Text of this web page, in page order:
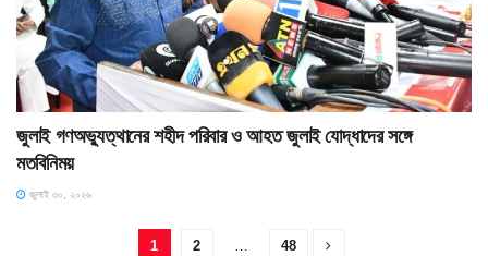
জুলাই গণঅভ্যুত্থানের শহীদ পরিবার ও আহত জুলাই যোদ্ধাদের সঙ্গে
মতবিনিময়
জুলাই ৩০, ২০২৬
1 2 … 48